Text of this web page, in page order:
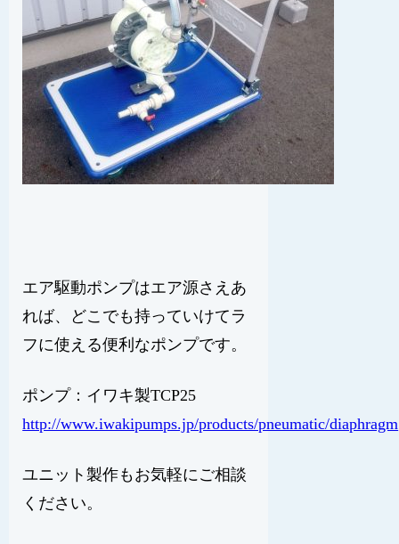
エア駆動ポンプはエア源さえあ
れば、どこでも持っていけてラ
フに使える便利なポンプです。
ポンプ：イワキ製TCP25
http://www.iwakipumps.jp/products/pneumatic/diaphragm
ユニット製作もお気軽にご相談
ください。